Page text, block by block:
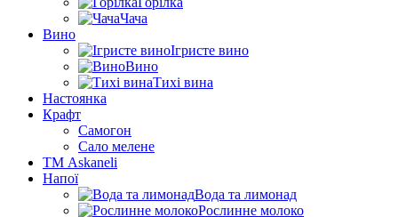
Чача
Вино
Ігристе вино
Вино
Тихі вина
Настоянка
Крафт
Самогон
Сало мелене
ТМ Askaneli
Напої
Вода та лимонад
Рослинне молоко